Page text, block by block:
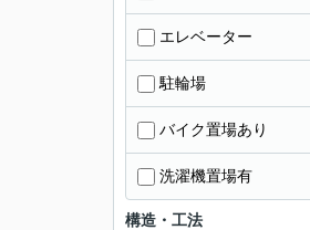
エレベーター
駐輪場
バイク置場あり
洗濯機置場有
構造・工法